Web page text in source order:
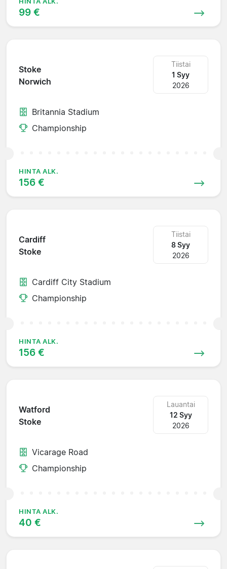
99 €
Stoke
Norwich
Tiistai
1 Syy
2026
Britannia Stadium
Championship
HINTA ALK.
156 €
Cardiff
Stoke
Tiistai
8 Syy
2026
Cardiff City Stadium
Championship
HINTA ALK.
156 €
Watford
Stoke
Lauantai
12 Syy
2026
Vicarage Road
Championship
HINTA ALK.
40 €